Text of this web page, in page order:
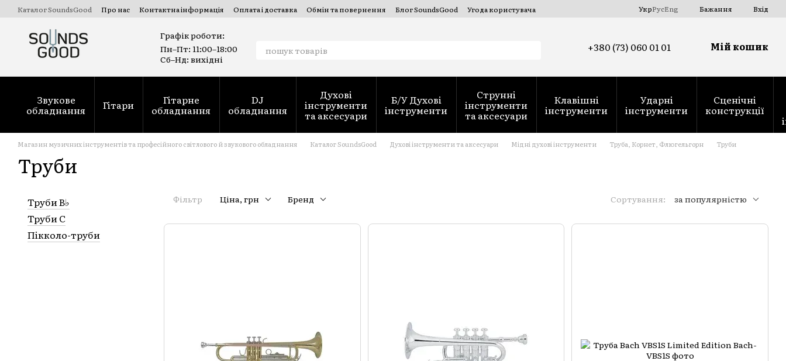
Перейти до основного вмісту
Каталог SoundsGood Про нас Контактна інформація Оплата і доставка Обмін та повернення Блог SoundsGood
Угода користувача
УкрРусEng Бажання Вхід
Графік роботи:
Пн–Пт: 11:00–18:00
Сб–Нд: вихідні
+380 (73) 060 01 01 Мій кошик
Звукове
обладнання Гітари Гітарне
обладнання
DJ
обладнання
Духові
інструменти
та аксесуари
Б/У Духові
інструменти
Струнні
інструменти
та аксесуари
Клавішні
інструменти
Ударні
інструменти
Сценічні
конструкції
Магазин музичних інструментів та професійного світлового й звукового обладнання Каталог SoundsGood Духові інструменти та аксесуари Мідні духові інструменти Труба, Корнет, Флюгельгорн Труби
Труби
Фільтр Ціна, грн Бренд Сортування: за популярністю
Труби B♭
Труби C
Пікколо-труби